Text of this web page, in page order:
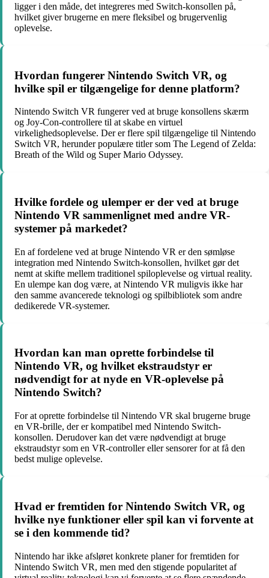
ligger i den måde, det integreres med Switch-konsollen på,
hvilket giver brugerne en mere fleksibel og brugervenlig
oplevelse.
Hvordan fungerer Nintendo Switch VR, og
hvilke spil er tilgængelige for denne platform?
Nintendo Switch VR fungerer ved at bruge konsollens skærm
og Joy-Con-controllere til at skabe en virtuel
virkelighedsoplevelse. Der er flere spil tilgængelige til Nintendo
Switch VR, herunder populære titler som The Legend of Zelda:
Breath of the Wild og Super Mario Odyssey.
Hvilke fordele og ulemper er der ved at bruge
Nintendo VR sammenlignet med andre VR-
systemer på markedet?
En af fordelene ved at bruge Nintendo VR er den sømløse
integration med Nintendo Switch-konsollen, hvilket gør det
nemt at skifte mellem traditionel spiloplevelse og virtual reality.
En ulempe kan dog være, at Nintendo VR muligvis ikke har
den samme avancerede teknologi og spilbibliotek som andre
dedikerede VR-systemer.
Hvordan kan man oprette forbindelse til
Nintendo VR, og hvilket ekstraudstyr er
nødvendigt for at nyde en VR-oplevelse på
Nintendo Switch?
For at oprette forbindelse til Nintendo VR skal brugerne bruge
en VR-brille, der er kompatibel med Nintendo Switch-
konsollen. Derudover kan det være nødvendigt at bruge
ekstraudstyr som en VR-controller eller sensorer for at få den
bedst mulige oplevelse.
Hvad er fremtiden for Nintendo Switch VR, og
hvilke nye funktioner eller spil kan vi forvente at
se i den kommende tid?
Nintendo har ikke afsløret konkrete planer for fremtiden for
Nintendo Switch VR, men med den stigende popularitet af